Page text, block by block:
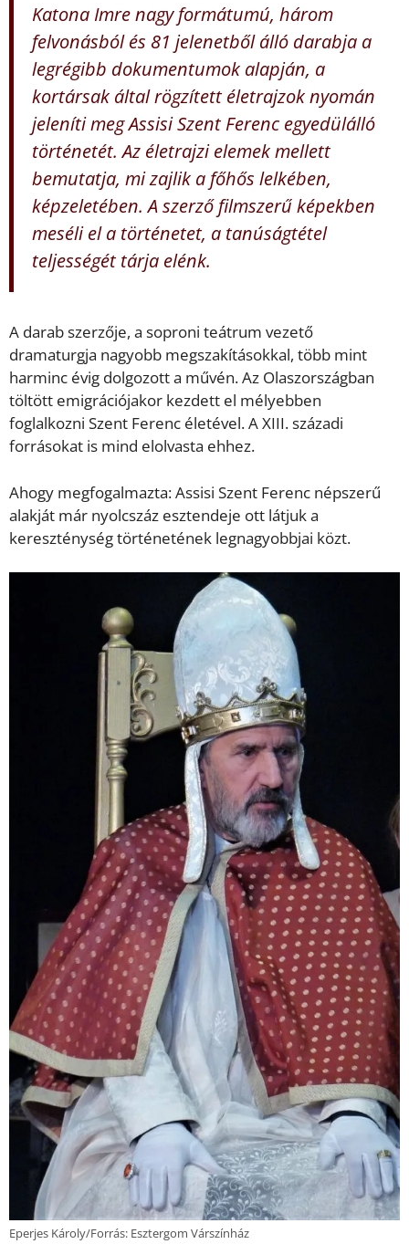
Katona Imre nagy formátumú, három
felvonásból és 81 jelenetből álló darabja a
legrégibb dokumentumok alapján, a
kortársak által rögzített életrajzok nyomán
jeleníti meg Assisi Szent Ferenc egyedülálló
történetét. Az életrajzi elemek mellett
bemutatja, mi zajlik a főhős lelkében,
képzeletében. A szerző filmszerű képekben
meséli el a történetet, a tanúságtétel
teljességét tárja elénk.
A darab szerzője, a soproni teátrum vezető
dramaturgja nagyobb megszakításokkal, több mint
harminc évig dolgozott a művén. Az Olaszországban
töltött emigrációjakor kezdett el mélyebben
foglalkozni Szent Ferenc életével. A XIII. századi
forrásokat is mind elolvasta ehhez.
Ahogy megfogalmazta: Assisi Szent Ferenc népszerű
alakját már nyolcszáz esztendeje ott látjuk a
kereszténység történetének legnagyobbjai közt.
Eperjes Károly/Forrás: Esztergom Várszínház